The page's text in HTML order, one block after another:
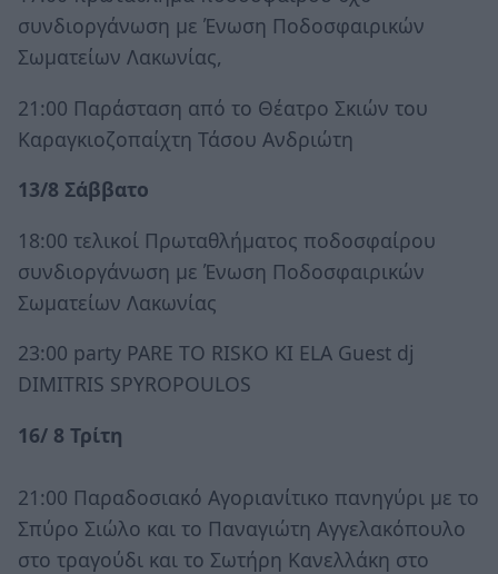
συνδιοργάνωση με Ένωση Ποδοσφαιρικών
Σωματείων Λακωνίας,
21:00 Παράσταση από το Θέατρο Σκιών του
Καραγκιοζοπαίχτη Τάσου Ανδριώτη
13/8 Σάββατο
18:00 τελικοί Πρωταθλήματος ποδοσφαίρου
συνδιοργάνωση με Ένωση Ποδοσφαιρικών
Σωματείων Λακωνίας
23:00 party PARE TO RISKO KI ELA Guest dj
DIMITRIS SPYROPOULOS
16/ 8 Τρίτη
21:00 Παραδοσιακό Αγοριανίτικο πανηγύρι με το
Σπύρο Σιώλο και το Παναγιώτη Αγγελακόπουλο
στο τραγούδι και το Σωτήρη Κανελλάκη στο